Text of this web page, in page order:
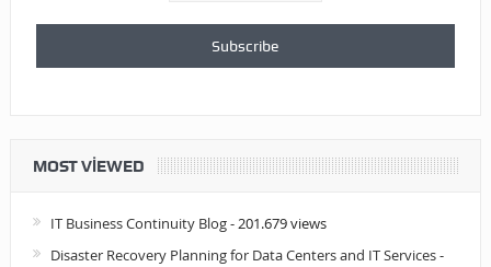
MOST VIEWED
IT Business Continuity Blog- 201.679 views
Disaster Recovery Planning for Data Centers and IT Services-